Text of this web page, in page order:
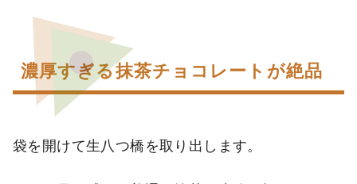
濃厚すぎる抹茶チョコレートが絶品
袋を開けて生八つ橋を取り出します。